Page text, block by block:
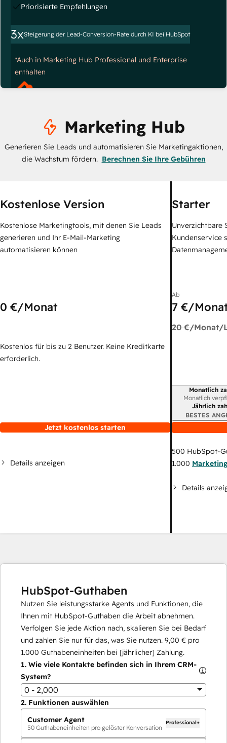
Priorisierte Empfehlungen
3xSteigerung der Lead-Conversion-Rate durch KI bei HubSpot
*Auch in Marketing Hub Professional und Enterprise
enthalten
Marketing Hub
Generieren Sie Leads und automatisieren Sie Marketingaktionen,
die Wachstum fördern. Berechnen Sie Ihre Gebühren
Kostenlose Version
Kostenlose Marketingtools, mit denen Sie Leads
generieren und Ihr E-Mail-Marketing
automatisieren können
0 €/Monat
Kostenlos für bis zu 2 Benutzer. Keine Kreditkarte
erforderlich.
Jetzt kostenlos starten
Details anzeigen
Starter
Unverzichtbare
Kundenservice
Ab
7 €/
20 €/Monat/
Monatlich
Monatlich
Jährlich
BESTES
500 HubSpot-
1.000
Details
HubSpot-Guthaben
Nutzen Sie leistungsstarke Agents und Funktionen, die
Ihnen mit HubSpot-Guthaben die Arbeit abnehmen.
Verfolgen Sie jede Aktion nach, skalieren Sie bei Bedarf
und zahlen Sie nur für das, was Sie nutzen. 9,00 € pro
1.000 Guthabeneinheiten bei [jährlicher] Zahlung.
1. Wie viele Kontakte befinden sich in Ihrem CRM-
System?
0 - 2,000
2. Funktionen auswählen
Customer Agent
50 Guthabeneinheiten pro gelöster Konversation
Professional+